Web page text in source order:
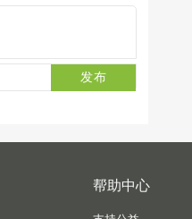
发布
帮助中心